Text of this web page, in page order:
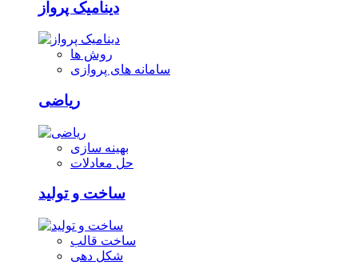
دینامیک پرواز
روش ها
سامانه های پروازی
ریاضی
بهینه سازی
حل معادلات
ساخت و تولید
ساخت قالب
شکل دهی